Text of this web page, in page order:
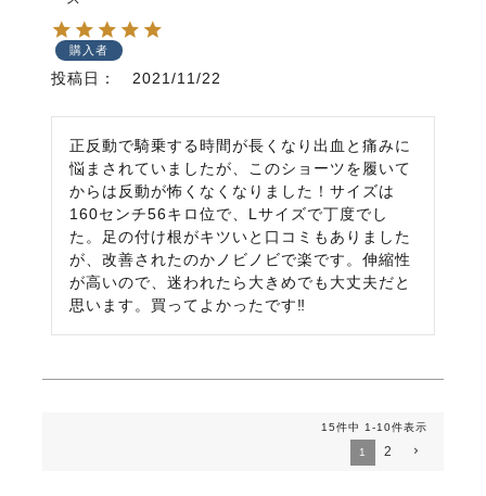
購入者
投稿日 2021/11/22
正反動で騎乗する時間が長くなり出血と痛みに
悩まされていましたが、このショーツを履いて
からは反動が怖くなくなりました！サイズは
160センチ56キロ位で、Lサイズで丁度でし
た。足の付け根がキツいと口コミもありました
が、改善されたのかノビノビで楽です。伸縮性
が高いので、迷われたら大きめでも大丈夫だと
15件中 1-10件表示
1 2